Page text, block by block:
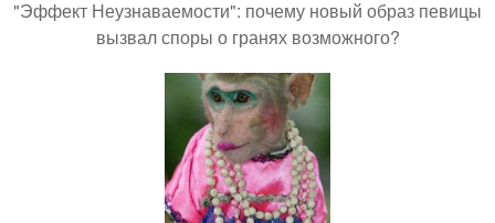
"Эффект Неузнаваемости": почему новый образ певицы
вызвал споры о гранях возможного?